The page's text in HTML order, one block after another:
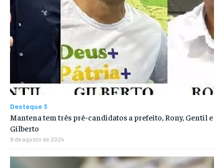
Destaque 3
Mantena tem três pré-candidatos a prefeito, Rony, Gentil e
Gilberto
9 de agosto de 2024